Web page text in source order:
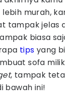
murah,
tampak jelas
biasa
tips yang
sofa
, tampak
bawah ini!